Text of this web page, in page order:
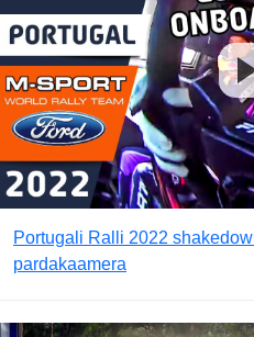
Portugali Ralli 2022
pardakaamera